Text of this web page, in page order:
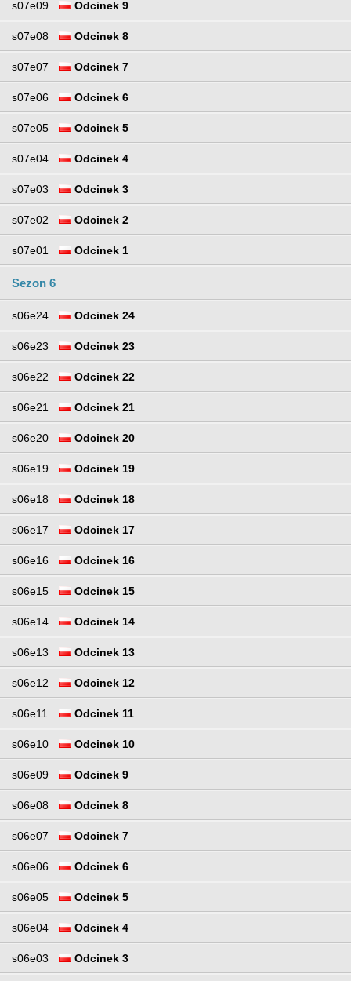
s07e09 Odcinek 9
s07e08 Odcinek 8
s07e07 Odcinek 7
s07e06 Odcinek 6
s07e05 Odcinek 5
s07e04 Odcinek 4
s07e03 Odcinek 3
s07e02 Odcinek 2
s07e01 Odcinek 1
Sezon 6
s06e24 Odcinek 24
s06e23 Odcinek 23
s06e22 Odcinek 22
s06e21 Odcinek 21
s06e20 Odcinek 20
s06e19 Odcinek 19
s06e18 Odcinek 18
s06e17 Odcinek 17
s06e16 Odcinek 16
s06e15 Odcinek 15
s06e14 Odcinek 14
s06e13 Odcinek 13
s06e12 Odcinek 12
s06e11 Odcinek 11
s06e10 Odcinek 10
s06e09 Odcinek 9
s06e08 Odcinek 8
s06e07 Odcinek 7
s06e06 Odcinek 6
s06e05 Odcinek 5
s06e04 Odcinek 4
s06e03 Odcinek 3